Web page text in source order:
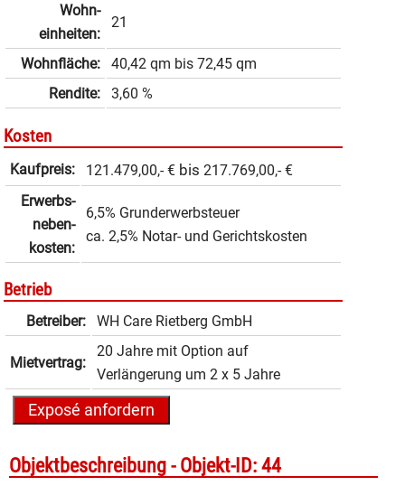
Wohn­
einheiten:
21
Wohnfläche: 40,42 qm bis 72,45 qm
Rendite:
3,60 %
Kosten
Kaufpreis: 121.479,00,- € bis 217.769,00,- €
Erwerbs­
neben­
kosten:
6,5% Grunderwerbsteuer
ca. 2,5% Notar- und Gerichtskosten
Betrieb
Betreiber: WH Care Rietberg GmbH
Mietvertrag:
20 Jahre mit Option auf
Verlängerung um 2 x 5 Jahre
Objekt­beschreibung - Objekt-ID: 44